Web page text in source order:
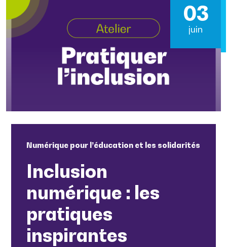
03
juin
Numérique pour l’éducation et les solidarités
Inclusion
numérique : les
pratiques
inspirantes